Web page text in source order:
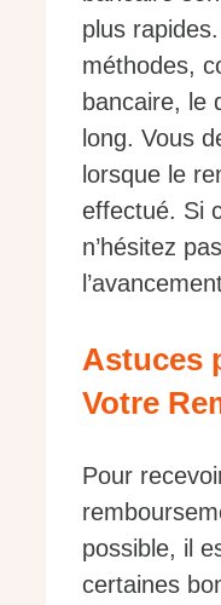
plus
méthodes,
bancaire, le
long. Vous
lorsque le
effectué. Si
n’hésitez
Astuces
Votre
Pour
possible, il
certaines